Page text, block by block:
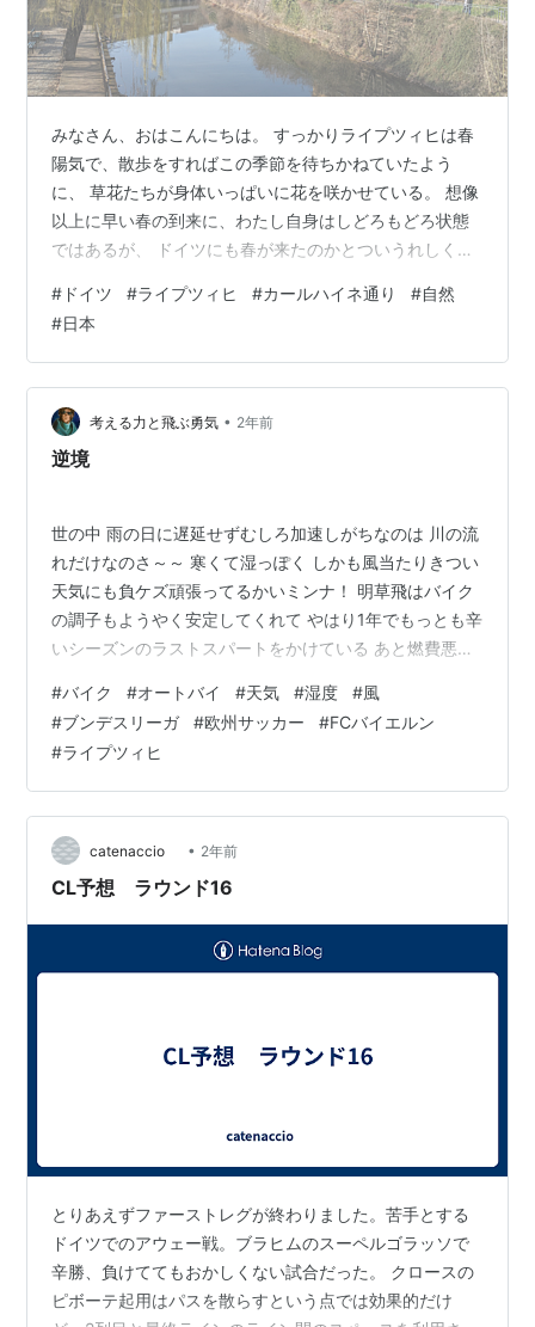
みなさん、おはこんにちは。 すっかりライプツィヒは春
陽気で、散歩をすればこの季節を待ちかねていたよう
に、 草花たちが身体いっぱいに花を咲かせている。 想像
以上に早い春の到来に、わたし自身はしどろもどろ状態
ではあるが、 ドイツにも春が来たのかとついうれしくな
は、お外で過ごすには大変気持ち良い季節であった。 も
はや、太陽がわたしを呼んでいるのではないかと、錯覚
を起こすくらいの 晴れ間に、ついつい外に出ずにはいら
れなかった。 さて今回は、そんなお出かけ日和に散歩に
訪れた、わたしのお気に入り スポットを紹介したい。 お
気に入りを見つけてしまった 最近…
# ドイツ #ライプツィヒ #カールハイネ通り #自然
#日本
考える力と飛ぶ勇気 • 2年前
逆境
世の中 雨の日に遅延せずむしろ加速しがちなのは 川の流
れだけなのさ～～ 寒くて湿っぽく しかも風当たりきつい
天気にも負ケズ頑張ってるかいミンナ！ 明草飛はバイク
の調子もようやく安定してくれて やはり1年でもっとも辛
いシーズンのラストスパートをかけている あと燃費悪く
改善したと思うよ たぶん15年当時からのがそのまんまだ
ったろうからね(^^;) その内エアフィルターの交換は自力
でやったb っても バイク屋に 「現行のレッツ(4サイク
ル)と以前のレッツ4は形状違うんで気をつけてください
ね」 と忠告されなければ 思いっきり間違って部品注文し
ていたこ…
#バイク #オートバイ #天気 #湿度 #風
#ブンデスリーガ #欧州サッカー #FCバイエルン
#ライプツィヒ
catenaccio • 2年前
CL予想 ラウンド16
とりあえずファーストレグが終わりました。苦手とする
ドイツでのアウェー戦。ブラヒムのスーペルゴラッソで
辛勝、負けててもおかしくない試合だった。 クロースの
ピボーテ起用はパスを散らすという点では効果的だけ